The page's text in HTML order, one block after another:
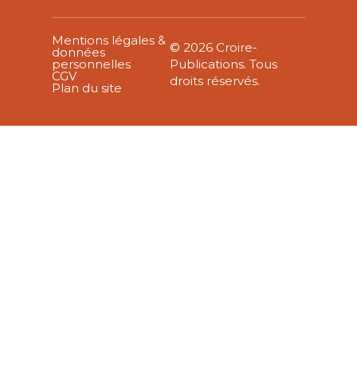
Mentions légales &
données
personnelles
CGV
Plan du site
© 2026 Croire-
Publications. Tous
droits réservés.